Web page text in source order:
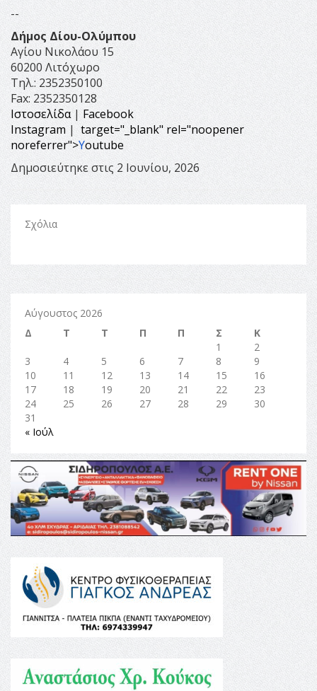
--
Δήμος Δίου-Ολύμπου
Αγίου Νικολάου 15
60200 Λιτόχωρο
Τηλ.: 2352350100
Fax: 2352350128
Ιστοσελίδα|Facebook
Instagram| target="_blank" rel="noopener
noreferrer">Youtube
Δημοσιεύτηκε στις 2 Ιουνίου, 2026
Σχόλια
Αύγουστος 2026
Δ
Τ Τ Π Π Σ
Κ
1
2
3
4 5 6 7 8
9
10
11 12 13 14 15
16
17
18 19 20 21 22
23
24
25 26 27 28 29
30
31
« Ιούλ